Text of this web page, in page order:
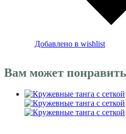
Добавлено в wishlist
Вам может